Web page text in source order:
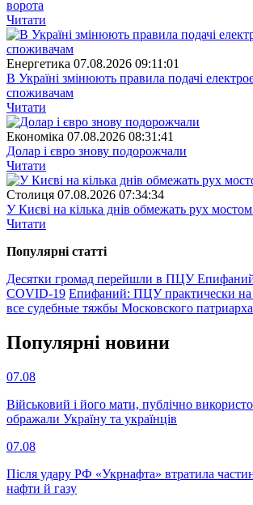
ворота
Читати
Енергетика 07.08.2026 09:11:01
В Україні змінюють правила подачі
споживачам
Читати
Економіка 07.08.2026 08:31:41
Долар і євро знову подорожчали
Читати
Столиця 07.08.2026 07:34:34
У Києві на кілька днів обмежать рух
Читати
Популярнi статтi
Десятки громад перейшли в ПЦУ
COVID-19 Епифаний: ПЦУ практически на
все судебные тяжбы Московского
Популярнi новини
07.08
Військовий і його мати, публічно
ображали Україну та українців
07.08
Після удару РФ «Укрнафта» втратила
нафти й газу